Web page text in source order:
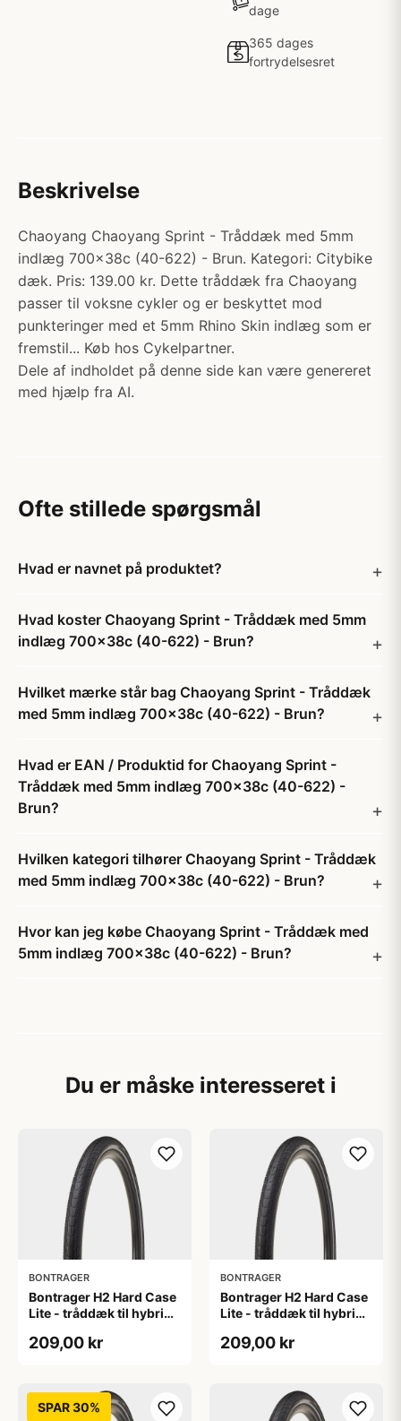
dage
365 dages
fortrydelsesret
Beskrivelse
Chaoyang Chaoyang Sprint - Tråddæk med 5mm
indlæg 700x38c (40-622) - Brun. Kategori: Citybike
dæk. Pris: 139.00 kr. Dette tråddæk fra Chaoyang
passer til voksne cykler og er beskyttet mod
punkteringer med et 5mm Rhino Skin indlæg som er
fremstil... Køb hos Cykelpartner.
Dele af indholdet på denne side kan være genereret
med hjælp fra AI.
Ofte stillede spørgsmål
Hvad er navnet på produktet?
Hvad koster Chaoyang Sprint - Tråddæk med 5mm
indlæg 700x38c (40-622) - Brun?
Hvilket mærke står bag Chaoyang Sprint - Tråddæk
med 5mm indlæg 700x38c (40-622) - Brun?
Hvad er EAN / Produktid for Chaoyang Sprint -
Tråddæk med 5mm indlæg 700x38c (40-622) -
Brun?
Hvilken kategori tilhører Chaoyang Sprint - Tråddæk
med 5mm indlæg 700x38c (40-622) - Brun?
Hvor kan jeg købe Chaoyang Sprint - Tråddæk med
5mm indlæg 700x38c (40-622) - Brun?
Du er måske interesseret i
BONTRAGER
Bontrager H2 Hard Case
Lite - tråddæk til hybrid
refleks
209,00 kr
BONTRAGER
Bontrager H2 Hard Case
Lite - tråddæk til hybrid
refleks
209,00 kr
SPAR 30%